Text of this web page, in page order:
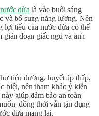
dừa là vào buổi sáng
và bổ sung năng lượng. Nên
lợi tiểu của nước dừa có thể
gián đoạn giấc ngủ và ảnh
tiểu đường, huyết áp thấp,
biệt, nên tham khảo ý kiến
giúp đảm bảo an toàn,
đồng thời vẫn tận dụng
dừa mang lại.